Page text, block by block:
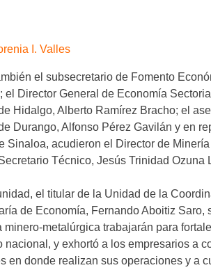
I. Valles
el subsecretario de Fomento
el Director General de Economía
Hidalgo, Alberto Ramírez Bracho; el
Durango, Alfonso Pérez Gavilán y en
Sinaloa, acudieron el Director de
Técnico, Jesús Trinidad Ozuna
el titular de la Unidad de la
de Economía, Fernando Aboitiz Saro,
minero-metalúrgica trabajarán para
nacional, y exhortó a los empresarios a
en donde realizan sus operaciones y a